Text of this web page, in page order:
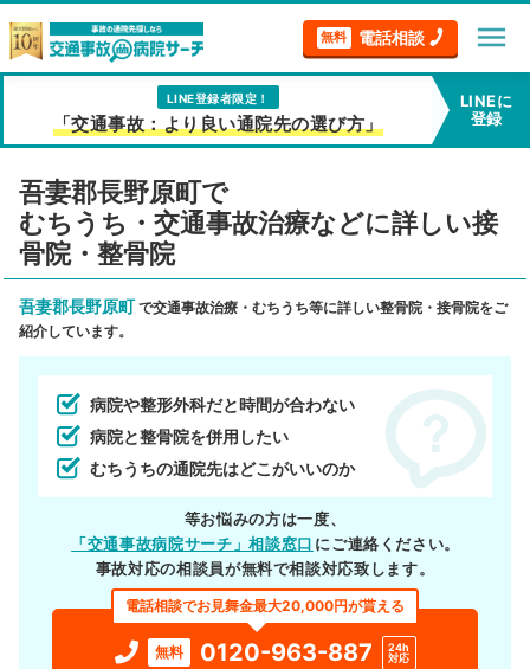
無料 電話相談 menu
LINE登録者限定！
「交通事故：より良い通院先の選び方」
LINEに
登録
吾妻郡長野原町で
むちうち・交通事故治療などに詳しい接
骨院・整骨院
吾妻郡長野原町で交通事故治療・むちうち等に詳しい整骨院・接骨院をご
紹介しています。
病院や整形外科だと時間が合わない
病院と整骨院を併用したい
むちうちの通院先はどこがいいのか
等お悩みの方は一度、
「交通事故病院サーチ」相談窓口 にご連絡ください。
事故対応の相談員が無料で相談対応致します。
電話相談でお見舞金最大20,000円が貰える
無料 0120-963-887
24h
対応